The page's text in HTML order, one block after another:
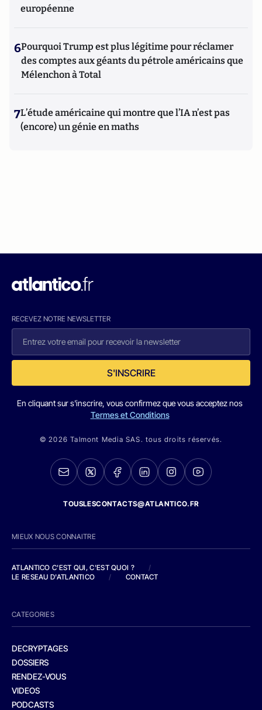
européenne
6Pourquoi Trump est plus légitime pour réclamer
des comptes aux géants du pétrole américains que
Mélenchon à Total
7L’étude américaine qui montre que l’IA n’est pas
(encore) un génie en maths
RECEVEZ NOTRE NEWSLETTER
S'INSCRIRE
En cliquant sur s'inscrire, vous confirmez que vous acceptez nos
Termes et Conditions
© 2026 Talmont Media SAS. tous droits réservés.
TOUSLESCONTACTS@ATLANTICO.FR
MIEUX NOUS CONNAITRE
ATLANTICO C'EST QUI, C'EST QUOI ?
/
LE RESEAU D'ATLANTICO
/ CONTACT
CATEGORIES
DECRYPTAGES
DOSSIERS
RENDEZ-VOUS
VIDEOS
PODCASTS